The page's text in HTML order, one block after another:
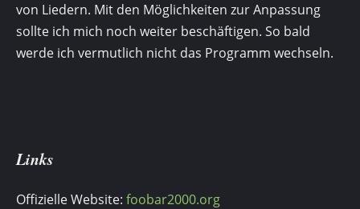
von Liedern. Mit den Möglichkeiten zur Anpassung
sollte ich mich noch weiter beschäftigen. So bald
werde ich vermutlich nicht das Programm wechseln.
Links
Offizielle Website: foobar2000.org